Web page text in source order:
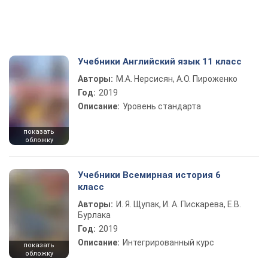
показать
обложку
Учебники Английский язык 11 класс
Авторы: М.А. Нерсисян, А.О. Пироженко
Год: 2019
Описание: Уровень стандарта
показать
обложку
Учебники Всемирная история 6
класс
Авторы: И. Я. Щупак, И. А. Пискарева, Е.В.
Бурлака
Год: 2019
Описание: Интегрированный курс